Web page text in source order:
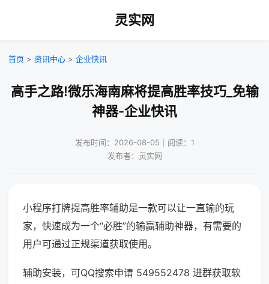
灵实网
首页 > 资讯中心 > 企业快讯
高手之路!微乐海南麻将提高胜率技巧_免输
神器-企业快讯
发布时间：2026-08-05｜阅读：1
发布者：灵实网
小程序打牌提高胜率辅助是一款可以让一直输的玩
家，快速成为一个“必胜”的输赢辅助神器，有需要的
用户可通过正规渠道获取使用。
辅助安装，可QQ搜索申请 549552478 进群获取软